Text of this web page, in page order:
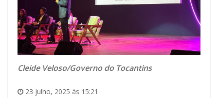
Cleide Veloso/Governo do Tocantins
23 julho, 2025 às 15:21